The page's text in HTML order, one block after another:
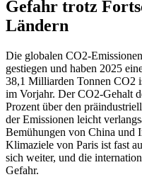
Gefahr trotz
Ländern
Die globalen CO2-
gestiegen und haben 2025
38,1 Milliarden Tonnen CO2
im Vorjahr. Der CO2-Gehalt
Prozent über den
der Emissionen leicht
Bemühungen von China und
Klimaziele von Paris ist fast
sich weiter, und die
Gefahr.